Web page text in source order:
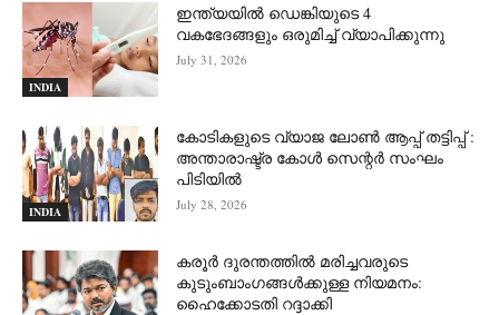
INDIA
ഇന്ത്യയിൽ ഡെങ്കിയുടെ 4
വകഭേദങ്ങളും ഒരുമിച്ച് വ്യാപിക്കുന്നു
July 31, 2026
INDIA
കോടികളുടെ വ്യാജ ലോൺ ആപ്പ് തട്ടിപ്പ് :
അന്താരാഷ്ട്ര കോൾ സെന്റർ സംഘം
പിടിയില്‍
July 28, 2026
കരൂർ ദുരന്തത്തിൽ മരിച്ചവരുടെ
കുടുംബാംഗങ്ങൾക്കുള്ള നിയമനം:
ഹൈക്കോടതി റദ്ദാക്കി